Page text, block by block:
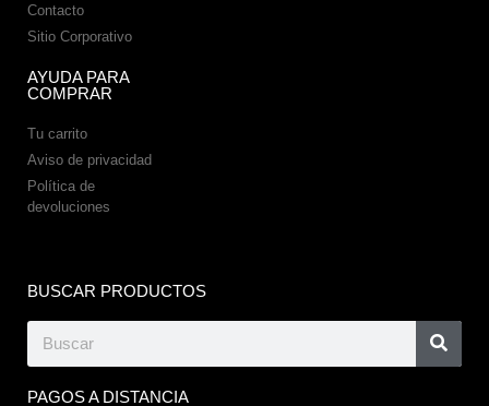
Contacto
Sitio Corporativo
AYUDA PARA
COMPRAR
Tu carrito
Aviso de privacidad
Política de
devoluciones
BUSCAR PRODUCTOS
PAGOS A DISTANCIA